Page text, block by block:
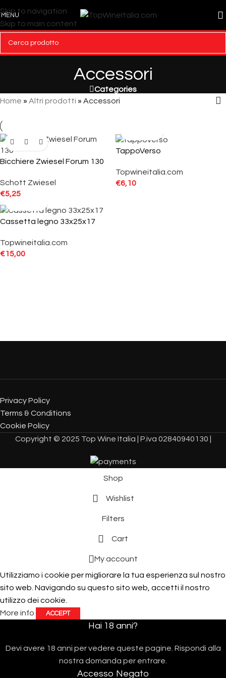
Skip to navigation
Skip to main content
MENU
Accessori
Categories
Home » Altri prodotti » Accessori
Bicchiere Zwiesel Forum 130
Schott Zwiesel
€5,25
TappoVerso
Topwineitalia.com
€6,10
Cassetta legno 33x25x17
Topwineitalia.com
€15,00
Privacy Policy
Terms & Conditions
Cookie Policy
Copyright © 2025 Top Wine Italia | P.iva 02840940130 |
Shop
Wishlist
Filters
Cart
My account
Utilizziamo i cookie per migliorare la tua esperienza sul nostro
sito web. Navigando su questo sito web, accetti il ​​nostro
utilizzo dei cookie.
More info
ACCEPT
Hai 18 anni?
Devi avere 18 anni per vedere queste pagine. Rispondi alla
nostra domanda per entrare.
Accesso Negato